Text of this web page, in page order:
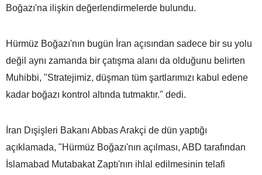
Boğazı'na ilişkin değerlendirmelerde bulundu.
Hürmüz Boğazı'nın bugün İran açısından sadece bir su yolu
değil aynı zamanda bir çatışma alanı da olduğunu belirten
Muhibbi, "Stratejimiz, düşman tüm şartlarımızı kabul edene
kadar boğazı kontrol altında tutmaktır." dedi.
İran Dışişleri Bakanı Abbas Arakçi de dün yaptığı
açıklamada, "Hürmüz Boğazı'nın açılması, ABD tarafından
İslamabad Mutabakat Zaptı'nın ihlal edilmesinin telafi